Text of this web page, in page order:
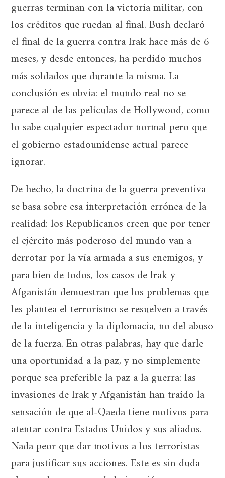
guerras terminan con la victoria militar, con
los créditos que ruedan al final. Bush declaró
el final de la guerra contra Irak hace más de 6
meses, y desde entonces, ha perdido muchos
más soldados que durante la misma. La
conclusión es obvia: el mundo real no se
parece al de las películas de Hollywood, como
lo sabe cualquier espectador normal pero que
el gobierno estadounidense actual parece
ignorar.
De hecho, la doctrina de la guerra preventiva
se basa sobre esa interpretación errónea de la
realidad: los Republicanos creen que por tener
el ejército más poderoso del mundo van a
derrotar por la vía armada a sus enemigos, y
para bien de todos, los casos de Irak y
Afganistán demuestran que los problemas que
les plantea el terrorismo se resuelven a través
de la inteligencia y la diplomacia, no del abuso
de la fuerza. En otras palabras, hay que darle
una oportunidad a la paz, y no simplemente
porque sea preferible la paz a la guerra: las
invasiones de Irak y Afganistán han traído la
sensación de que al-Qaeda tiene motivos para
atentar contra Estados Unidos y sus aliados.
Nada peor que dar motivos a los terroristas
para justificar sus acciones. Este es sin duda